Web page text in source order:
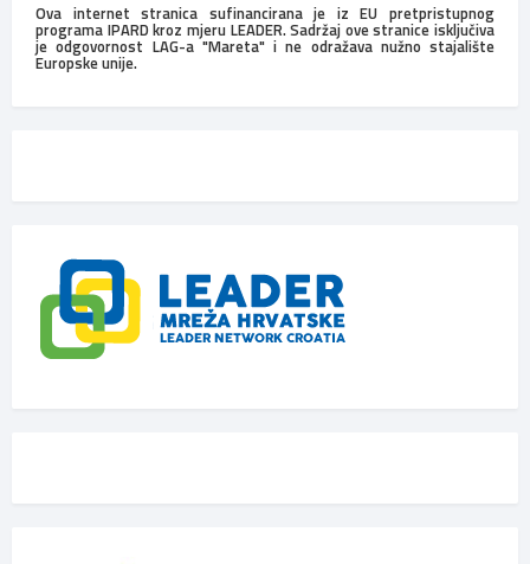
Ova internet stranica sufinancirana je iz EU pretpristupnog
programa IPARD kroz mjeru LEADER. Sadržaj ove stranice isključiva
je odgovornost LAG-a "Mareta" i ne odražava nužno stajalište
Europske unije.